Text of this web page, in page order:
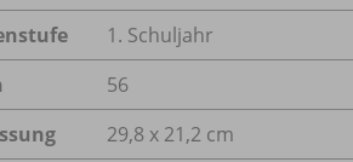
1. Schuljahr
56
29,8 x 21,2 cm